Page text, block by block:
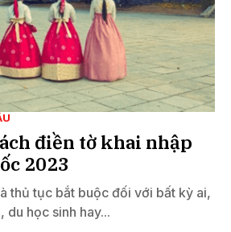
điền tờ khai nhập
2023
thủ tục bắt buộc đối với bất kỳ ai,
du học sinh hay...